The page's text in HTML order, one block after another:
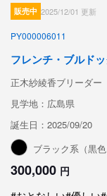
販売中 2025/12/01 更新
PY000006011
フレンチ・ブルド
正木紗綾香ブリーダー
見学地：広島県
誕生日：2025/09/20
ブラック系（黒色
300,000 円